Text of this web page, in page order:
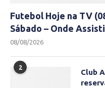
Futebol Hoje na TV
Sábado – Onde
08/08/2026
2
Club